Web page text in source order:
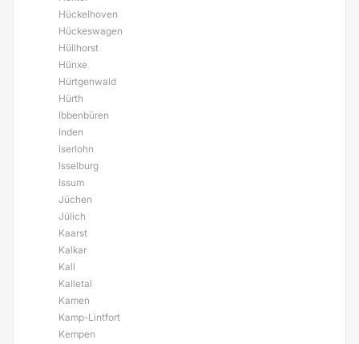
Hückelhoven
Hückeswagen
Hüllhorst
Hünxe
Hürtgenwald
Hürth
Ibbenbüren
Inden
Iserlohn
Isselburg
Issum
Jüchen
Jülich
Kaarst
Kalkar
Kall
Kalletal
Kamen
Kamp-Lintfort
Kempen